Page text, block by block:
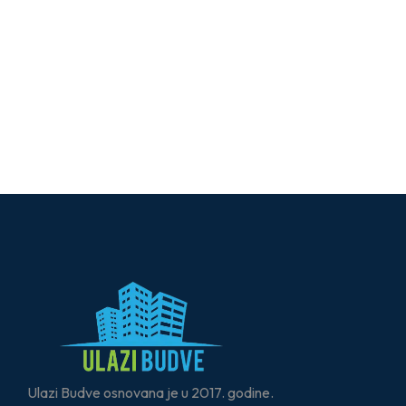
Ulazi Budve osnovana je u 2017. godine.